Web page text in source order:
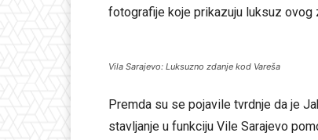
fotografije koje prikazuju luksuz ovog
Vila Sarajevo: Luksuzno zdanje kod Vareša
Premda su se pojavile tvrdnje da je
stavljanje u funkciju Vile Sarajevo